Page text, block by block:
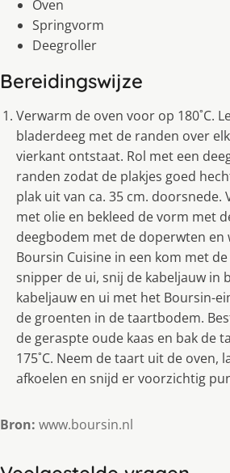
Oven
Springvorm
Deegroller
Bereidingswijze
Verwarm de oven voor op 180˚C.
bladerdeeg met de randen over
vierkant ontstaat. Rol met een
randen zodat de plakjes goed
plak uit van ca. 35 cm. doorsnede.
met olie en bekleed de vorm met
deegbodem met de doperwten en
Boursin Cuisine in een kom met
snipper de ui, snij de kabeljauw in
kabeljauw en ui met het Boursin-
de groenten in de taartbodem.
de geraspte oude kaas en bak de
175˚C. Neem de taart uit de oven,
afkoelen en snijd er voorzichtig
Bron: www.boursin.nl